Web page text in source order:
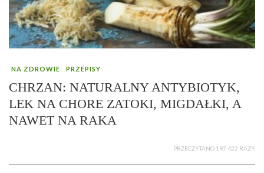
NA ZDROWIE PRZEPISY
CHRZAN: NATURALNY ANTYBIOTYK,
LEK NA CHORE ZATOKI, MIGDAŁKI, A
NAWET NA RAKA
PRZECZYTANO 197 422 RAZY